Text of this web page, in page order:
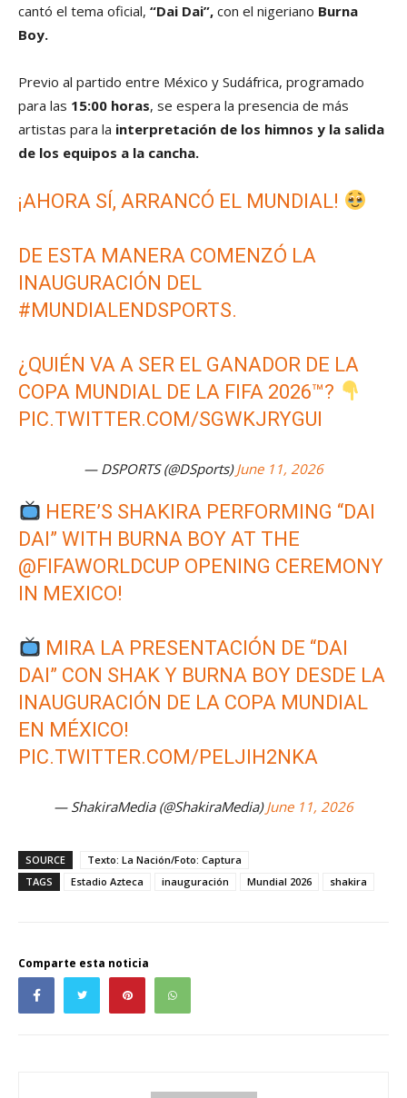
cantó el tema oficial, “Dai Dai”, con el nigeriano Burna
Boy.
Previo al partido entre México y Sudáfrica, programado
para las 15:00 horas, se espera la presencia de más
artistas para la interpretación de los himnos y la salida
de los equipos a la cancha.
¡AHORA SÍ, ARRANCÓ EL MUNDIAL!
DE ESTA MANERA COMENZÓ LA
INAUGURACIÓN DEL
#MUNDIALENDSPORTS.
¿QUIÉN VA A SER EL GANADOR DE LA
COPA MUNDIAL DE LA FIFA 2026™️?
PIC.TWITTER.COM/SGWKJRYGUI
— DSPORTS (@DSports)June 11, 2026
HERE’S SHAKIRA PERFORMING “DAI
DAI” WITH BURNA BOY AT THE
@FIFAWORLDCUP OPENING CEREMONY
IN MEXICO!
MIRA LA PRESENTACIÓN DE “DAI
DAI” CON SHAK Y BURNA BOY DESDE LA
INAUGURACIÓN DE LA COPA MUNDIAL
EN MÉXICO!
PIC.TWITTER.COM/PELJIH2NKA
— ShakiraMedia (@ShakiraMedia)June 11, 2026
SOURCE
Texto: La Nación/Foto: Captura
TAGS
Estadio Azteca inauguración Mundial 2026 shakira
Comparte esta noticia